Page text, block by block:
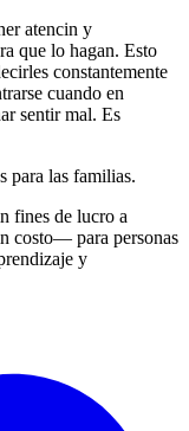
atencin y
que lo hagan. Esto
constantemente
cuando en
sentir mal. Es
para las familias.
fines de lucro a
costo— para personas
y